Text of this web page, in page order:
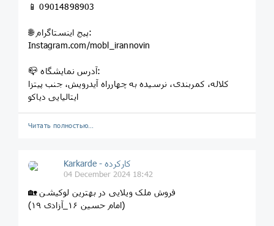
📱 09014898903
🌐 پیج اینستاگرام:
Instagram.com/mobl_irannovin
📪 آدرس نمایشگاه:
کلاله، کمربندی، نرسیده به چهارراه آیدرویش، جنب پیتزا
ایتالیایی دیاکو
Читать полностью…
Karkarde - کارکرده
04 December 2024 18:42
🏡 فروش ملک ویلایی در بهترین لوکیشن
(امام حسین ۱۶_آزادی ۱۹)